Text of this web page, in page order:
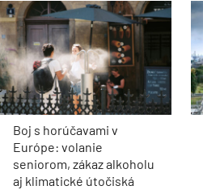
Boj s horúčavami v
Európe: volanie
seniorom, zákaz alkoholu
aj klimatické útočiská